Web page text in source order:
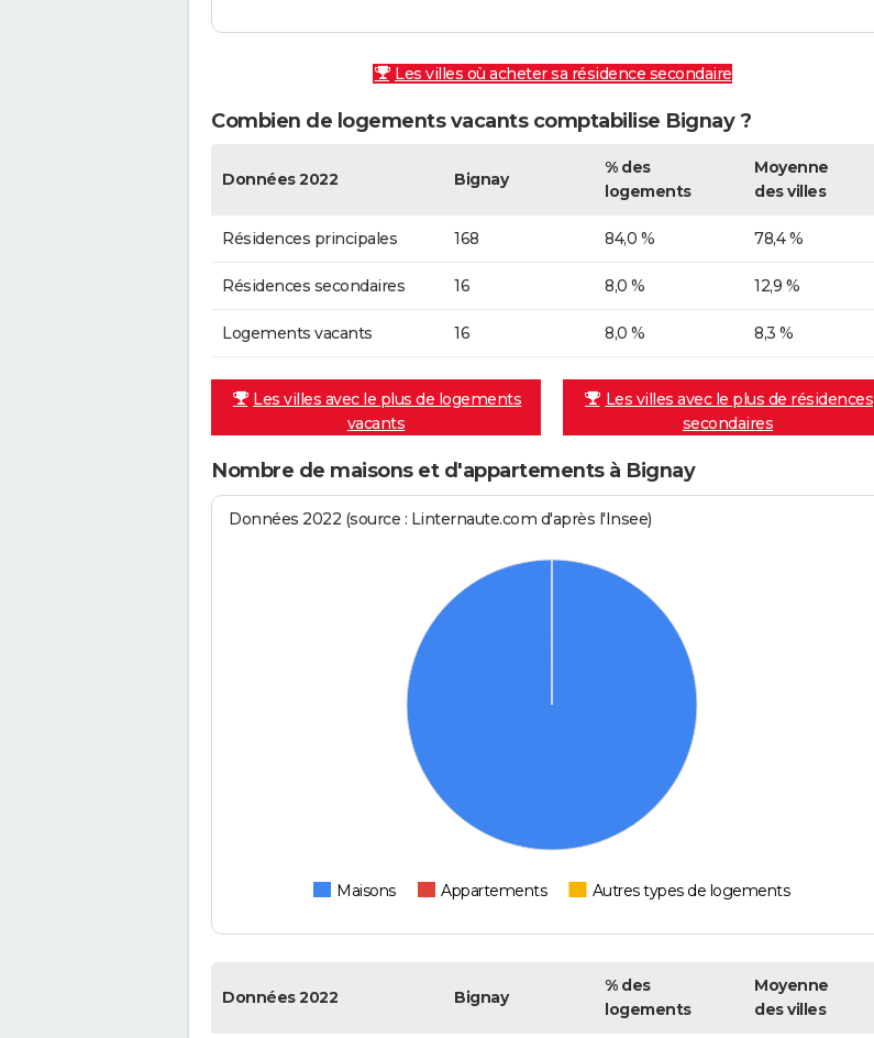
Les villes où acheter sa résidence secondaire
Combien de logements vacants comptabilise Bignay ?
Données 2022 Bignay
% des
logements
Moyenne
des villes
Résidences principales 168 84,0 % 78,4 %
Résidences secondaires 16 8,0 % 12,9 %
Logements vacants 16 8,0 % 8,3 %
Les villes avec le plus de logements
vacants
Les villes avec le plus de résidences
secondaires
Nombre de maisons et d'appartements à Bignay
Données 2022 (source : Linternaute.com d'après l'Insee)
Maisons Appartements Autres types de logements
Données 2022 Bignay
% des
logements
Moyenne
des villes